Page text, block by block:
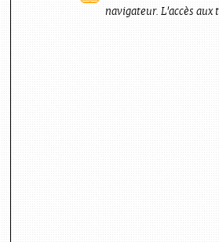
navigateur. L'accès aux